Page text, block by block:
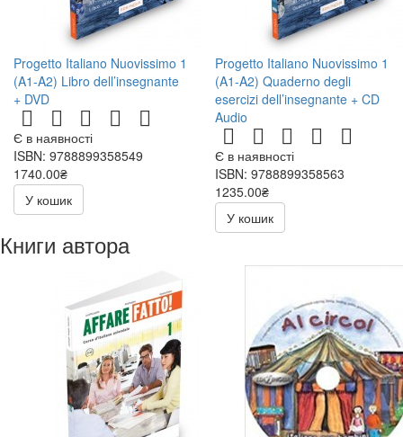
Progetto Italiano Nuovissimo 1
(A1-A2) Libro dell’insegnante
+ DVD
Є в наявності
ISBN: 9788899358549
1740.00₴
У кошик
Progetto Italiano Nuovissimo 1
(A1-A2) Quaderno degli
esercizi dell’insegnante + CD
Audio
Є в наявності
ISBN: 9788899358563
1235.00₴
У кошик
Книги автора